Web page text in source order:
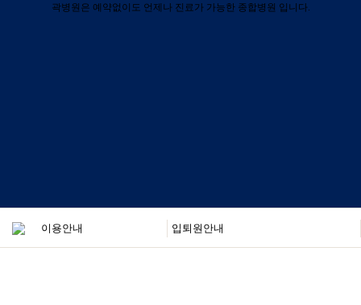
곽병원은 예약없이도 언제나 진료가 가능한 종합병원 입니다.